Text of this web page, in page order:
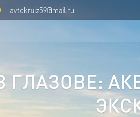
avtokruiz59@mail.ru
ГЛАЗОВЕ: